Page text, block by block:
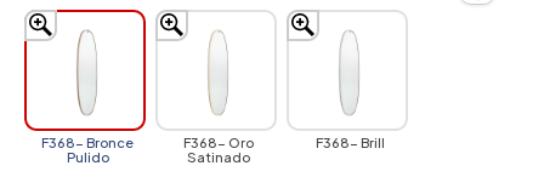
F368- Bronce
Pulido
F368- Oro
Satinado
F368- Brill